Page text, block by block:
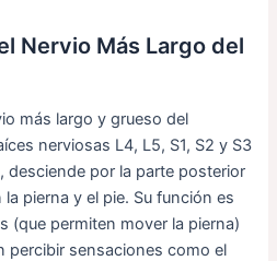
Nervio Más Largo del
más largo y grueso del
nerviosas L4, L5, S1, S2 y S3
desciende por la parte posterior
pierna y el pie. Su función es
(que permiten mover la pierna)
percibir sensaciones como el